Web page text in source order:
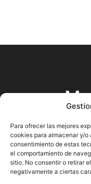
Para ofrecer las mejores
cookies para almacenar y/o
consentimiento de estas
el comportamiento de
sitio. No consentir o retirar
negativamente a ciertas
En Marketin.es
información sobre